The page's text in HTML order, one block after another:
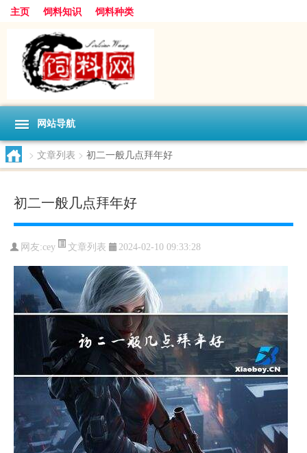
主页 饲料知识 饲料种类
网站导航
> 文章列表 > 初二一般几点拜年好
初二一般几点拜年好
网友:cey 文章列表 2024-02-10 09:33:28